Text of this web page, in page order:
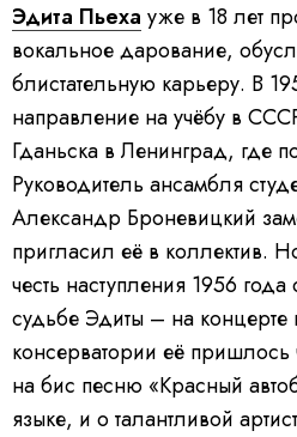
Эдита Пьеха уже в 18 лет
вокальное дарование,
блистательную карьеру. В
направление на учёбу в
Гданьска в Ленинград, где
Руководитель ансамбля
Александр Броневицкий
пригласил её в коллектив.
честь наступления 1956
судьбе Эдиты – на концерте
консерватории её пришлось
на бис песню «Красный
языке, и о талантливой